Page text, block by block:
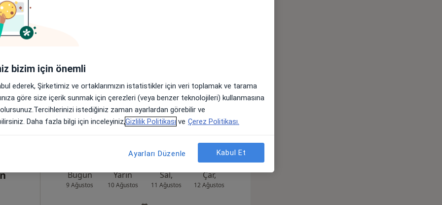
• Harita
Randevu talep et
Bugün
9 Ağustos
Yarın
10 Ağustos
Sal,
11 Ağustos
Çar,
12 Ağustos
Per,
bizim için önemli
ederek, Şirketimiz ve ortaklarımızın istatistikler için veri toplamak ve tarama
göre size içerik sunmak için çerezleri (veya benzer teknolojileri) kullanmasına
istediğiniz zaman ayarlardan görebilir ve
Daha fazla bilgi için inceleyiniz,Gizlilik Politikası ve Çerez Politikası.
Ayarları Düzenle Kabul Et